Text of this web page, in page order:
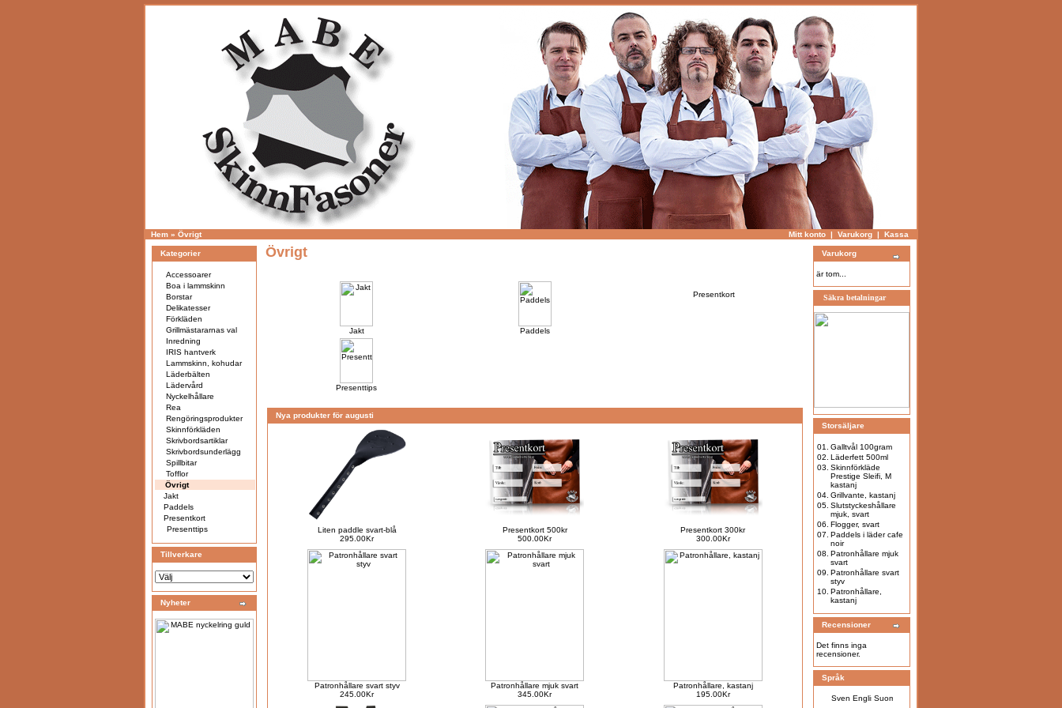
Hem » Övrigt Mitt konto | Varukorg | Kassa
Kategorier
Accessoarer
Boa i lammskinn
Borstar
Delikatesser
Förkläden
Grillmästararnas val
Inredning
IRIS hantverk
Lammskinn, kohudar
Läderbälten
Lädervård
Nyckelhållare
Rea
Rengöringsprodukter
Skinnförkläden
Skrivbordsartiklar
Skrivbordsunderlägg
Spillbitar
Tofflor
Övrigt
Jakt
Paddels
Presentkort
Presenttips
Tillverkare
Nyheter
Övrigt
Jakt Paddels
Presentkort
Presenttips
Nya produkter för augusti
Liten paddle svart-blå
295.00Kr
Presentkort 500kr
500.00Kr
Presentkort 300kr
300.00Kr
Patronhållare svart styv
245.00Kr
Patronhållare mjuk svart
345.00Kr
Patronhållare, kastanj
195.00Kr
Varukorg
är tom...
Säkra betalningar
Storsäljare
01.
Galltvål 100gram
02. Läderfett 500ml
03. Skinnförkläde
Prestige Sleifi, M
kastanj
04. Grillvante, kastanj
05. Slutstyckeshållare
mjuk, svart
06. Flogger, svart
07. Paddels i läder cafe
noir
08. Patronhållare mjuk
svart
09. Patronhållare svart
styv
10. Patronhållare,
kastanj
Recensioner
Det finns inga
recensioner.
Språk